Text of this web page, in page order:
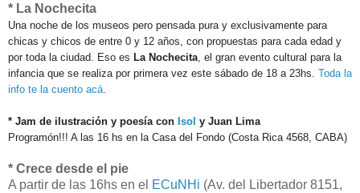
* La Nochecita
Una noche de los museos pero pensada pura y exclusivamente para
chicas y chicos de entre 0 y 12 años, con propuestas para cada edad y
por toda la ciudad. Eso es La Nochecita , el gran evento cultural para la
infancia que se realiza por primera vez este sábado de 18 a 23hs. Toda la
info te la cuento acá
* Jam de ilustración y poesía con Isol y Juan Lima
Programón!!! A las 16 hs en la Casa del Fondo (Costa Rica 4568, CABA)
* Crece desde el pie
A partir de las 16hs en el ECuNHi (Av. del Libertador 8151,